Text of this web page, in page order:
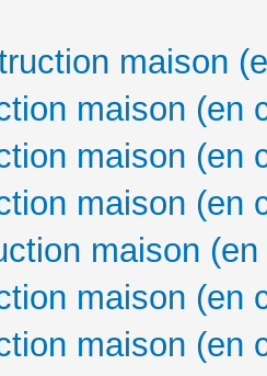
maison
maison (en
maison (en
maison (en
maison
maison (en
maison (en